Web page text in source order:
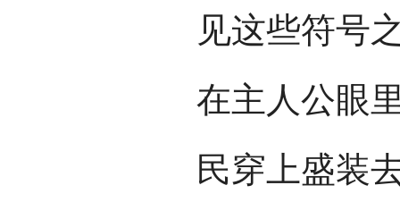
见这些符号
在主人公眼
民穿上盛装